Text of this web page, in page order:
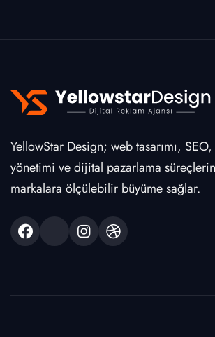
YellowStar Design; web tasarımı,
yönetimi ve dijital pazarlama
markalara ölçülebilir büyüme sağlar.